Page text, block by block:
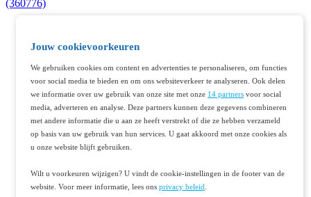
Jouw cookievoorkeuren
We gebruiken cookies om content en advertenties te personaliseren, om functies
voor social media te bieden en om ons websiteverkeer te analyseren. Ook delen
we informatie over uw gebruik van onze site met onze 14 partners voor social
media, adverteren en analyse. Deze partners kunnen deze gegevens combineren
met andere informatie die u aan ze heeft verstrekt of die ze hebben verzameld
op basis van uw gebruik van hun services. U gaat akkoord met onze cookies als
u onze website blijft gebruiken.
Wilt u voorkeuren wijzigen? U vindt de cookie-instellingen in de footer van de
website. Voor meer informatie, lees ons privacy beleid
(360776)